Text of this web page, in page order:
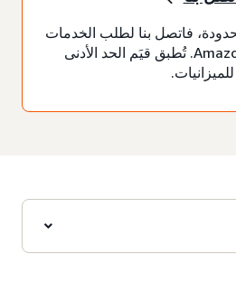
فاتصل بنا لطلب الخدمات
التي تديرها Amazon Ads. تُطبق قيَم الحد الأدنى
للميزانيات.